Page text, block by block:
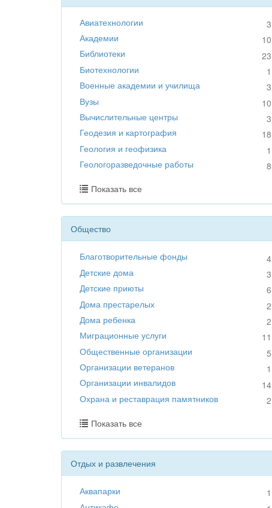
Авиатехнологии
3
Академии
10
Библиотеки
23
Биотехнологии
1
Военные академии и училища
3
Вузы
10
Вычислительные центры
3
Геодезия и картография
18
Геология и геофизика
1
Геологоразведочные работы
8
Показать все
Общество
Благотворительные фонды
4
Детские дома
3
Детские приюты
6
Дома престарелых
2
Дома ребенка
2
Миграционные услуги
11
Общественные организации
5
Организации ветеранов
1
Организации инвалидов
14
Охрана и реставрация памятников
2
Показать все
Отдых и развлечения
Аквапарки
1